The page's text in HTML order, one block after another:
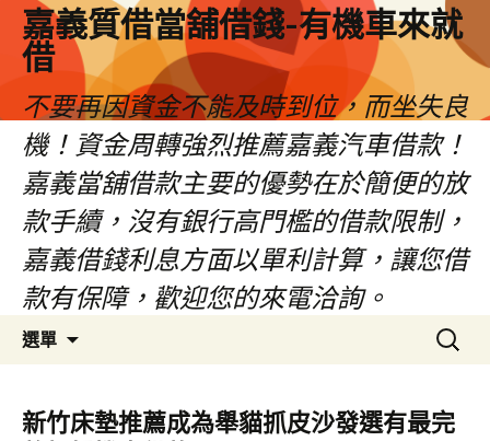
嘉義質借當舖借錢-有機車來就
借
不要再因資金不能及時到位，而坐失良
機！資金周轉強烈推薦嘉義汽車借款！
嘉義當舖借款主要的優勢在於簡便的放
款手續，沒有銀行高門檻的借款限制，
嘉義借錢利息方面以單利計算，讓您借
款有保障，歡迎您的來電洽詢。
選單
容
區
搜
尋
鍵
字:
新竹床墊推薦成為舉貓抓皮沙發選有最完